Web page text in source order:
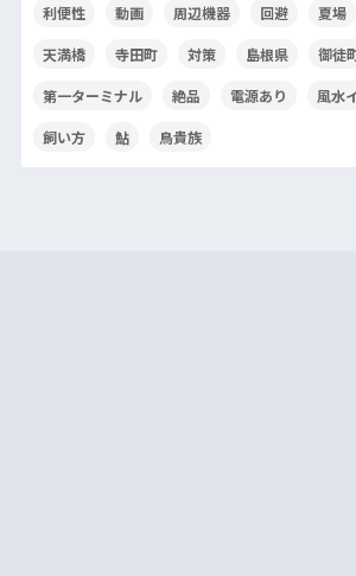
利便性 動画 周辺機器 回避 夏場
天満橋 寺田町 対策 島根県 御徒
第一ターミナル 絶品 電源あり 風水
飼い方 鮎 鳥貴族